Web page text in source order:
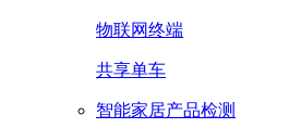
物联网终端
共享单车
智能家居产品检测